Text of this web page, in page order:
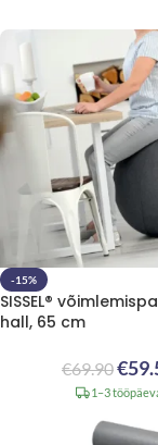
-15%
SISSEL®
hall, 65 cm
€69.90€
1–3